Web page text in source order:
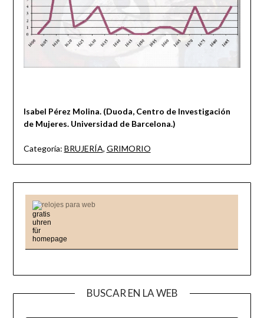
Isabel Pérez Molina. (Duoda, Centro de Investigación
de Mujeres. Universidad de Barcelona.)
Categoría: BRUJERÍA, GRIMORIO
relojes para web
BUSCAR EN LA WEB